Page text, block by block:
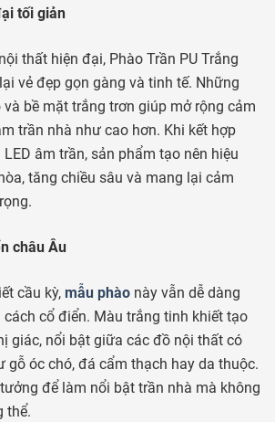
tối giản
thất hiện đại, Phào Trần PU Trắng
vẻ đẹp gọn gàng và tinh tế. Những
bề mặt trắng trơn giúp mở rộng cảm
trần nhà như cao hơn. Khi kết hợp
âm trần, sản phẩm tạo nên hiệu
tăng chiều sâu và mang lại cảm
châu Âu
cầu kỳ, mẫu phào này vẫn dễ dàng
cách cổ điển. Màu trắng tinh khiết tạo
giác, nổi bật giữa các đồ nội thất có
gỗ óc chó, đá cẩm thạch hay da thuộc.
để làm nổi bật trần nhà mà không
thể.